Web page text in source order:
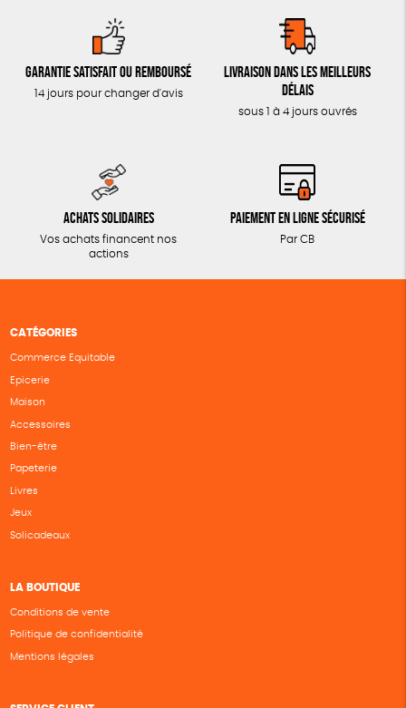
Garantie satisfait ou remboursé
14 jours pour changer d'avis
Livraison dans les meilleurs
délais
sous 1 à 4 jours ouvrés
Achats solidaires
Vos achats financent nos
actions
Paiement en ligne sécurisé
Par CB
CATÉGORIES
Commerce Equitable
Epicerie
Maison
Accessoires
Bien-être
Papeterie
Livres
Jeux
Solicadeaux
LA BOUTIQUE
Conditions de vente
Politique de confidentialité
Mentions légales